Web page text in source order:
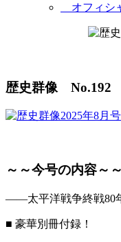
オフィシ
歴史群像 No.192
～～今号の内容～～
――太平洋戦争終戦80
■ 豪華別冊付録！